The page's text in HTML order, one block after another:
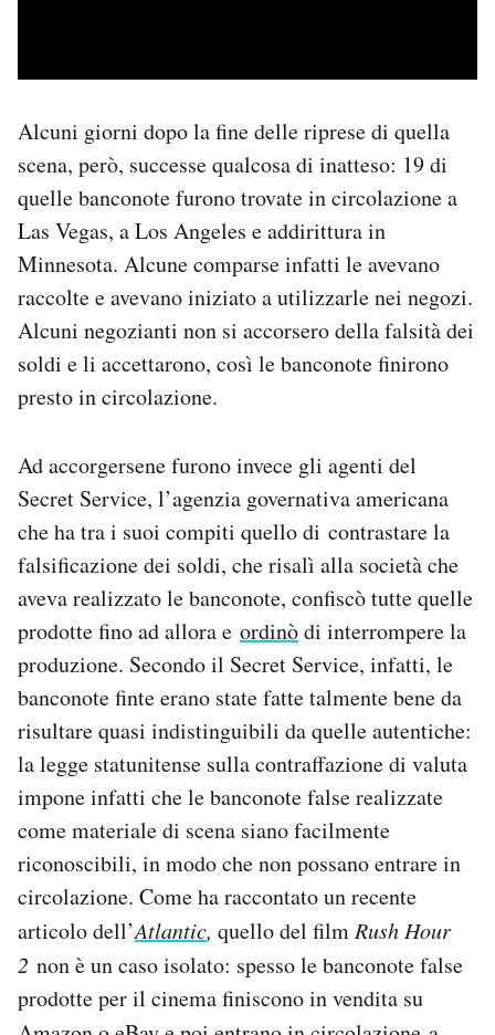
Alcuni giorni dopo la fine delle riprese di quella
scena, però, successe qualcosa di inatteso: 19 di
quelle banconote furono trovate in circolazione a
Las Vegas, a Los Angeles e addirittura in
Minnesota. Alcune comparse infatti le avevano
raccolte e avevano iniziato a utilizzarle nei negozi.
Alcuni negozianti non si accorsero della falsità dei
soldi e li accettarono, così le banconote finirono
presto in circolazione.
Ad accorgersene furono invece gli agenti del
Secret Service, l’agenzia governativa americana
che ha tra i suoi compiti quello di contrastare la
falsificazione dei soldi, che risalì alla società che
aveva realizzato le banconote, confiscò tutte quelle
prodotte fino ad allora e ordinòdi interrompere la
produzione. Secondo il Secret Service, infatti, le
banconote finte erano state fatte talmente bene da
risultare quasi indistinguibili da quelle autentiche:
la legge statunitense sulla contraffazione di valuta
impone infatti che le banconote false realizzate
come materiale di scena siano facilmente
riconoscibili, in modo che non possano entrare in
circolazione. Come ha raccontato un recente
articolo dell’Atlantic, quello del film Rush Hour
2 non è un caso isolato: spesso le banconote false
prodotte per il cinema finiscono in vendita su